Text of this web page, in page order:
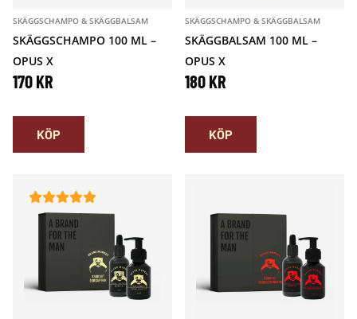
SKÄGGSCHAMPO & SKÄGGBALSAM
SKÄGGSCHAMPO 100 ML –
OPUS X
170KR
KÖP
SKÄGGSCHAMPO & SKÄGGBALSAM
SKÄGGBALSAM 100 ML –
OPUS X
180KR
KÖP